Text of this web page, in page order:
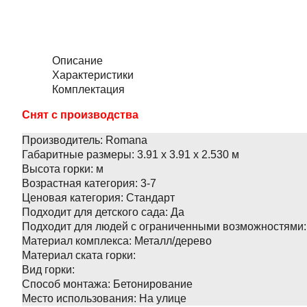
Описание
Характеристики
Комплектация
Снят с производства
Производитель: Romana
Габаритные размеры: 3.91 х 3.91 х 2.530 м
Высота горки: м
Возрастная категория: 3-7
Ценовая категория: Стандарт
Подходит для детского сада: Да
Подходит для людей с ограниченными возможностями:
Материал комплекса: Металл/дерево
Материал ската горки:
Вид горки:
Способ монтажа: Бетонирование
Место использования: На улице